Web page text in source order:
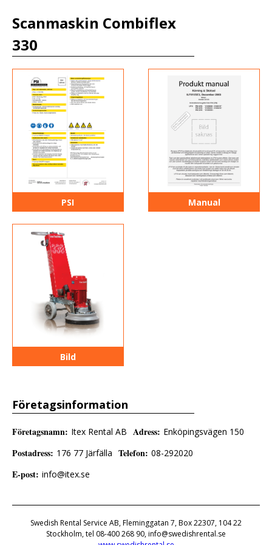
Scanmaskin Combiflex
330
PSI Manual
Bild
Företagsinformation
Företagsnamn: Itex Rental AB Adress: Enköpingsvägen 150
Postadress: 176 77 Järfälla Telefon: 08-292020
E-post: info@itex.se
Swedish Rental Service AB, Fleminggatan 7, Box 22307, 104 22
Stockholm, tel 08-400 268 90, info@swedishrental.se